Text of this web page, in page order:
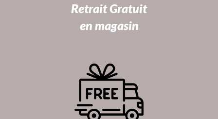
Retrait Gratuit
en magasin